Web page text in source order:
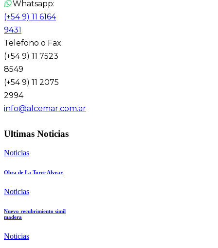
Whatsapp:
(+54 9) 11 6164
9431
Telefono o Fax:
(+54 9) 11 7523
8549
(+54 9) 11 2075
2994
info@alcemar.com.ar
Ultimas Noticias
Noticias
Obra de La Torre Alvear
Noticias
Nuevo recubrimiento simil
madera
Noticias